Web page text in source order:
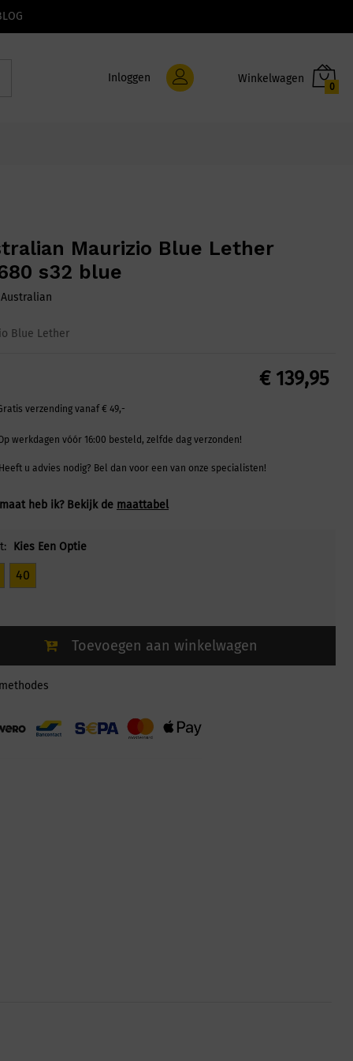
Inloggen
0
Maurizio Blue Lether
s32 blue
Australian
Blue Lether
€139,95
verzending vanaf € 49,-
werkdagen vóór 16:00 besteld, zelfde dag verzonden!
u advies nodig? Bel dan voor een van onze specialisten!
heb ik? Bekijk de maattabel
Kies Een Optie
40
Toevoegen aan winkelwagen